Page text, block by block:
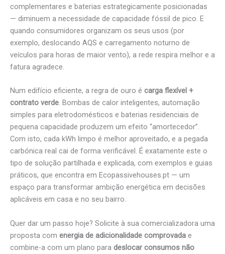
complementares e baterias estrategicamente posicionadas
— diminuem a necessidade de capacidade fóssil de pico. E
quando consumidores organizam os seus usos (por
exemplo, deslocando AQS e carregamento noturno de
veículos para horas de maior vento), a rede respira melhor e a
fatura agradece.
Num edifício eficiente, a regra de ouro é carga flexível +
contrato verde. Bombas de calor inteligentes, automação
simples para eletrodomésticos e baterias residenciais de
pequena capacidade produzem um efeito “amortecedor”.
Com isto, cada kWh limpo é melhor aproveitado, e a pegada
carbónica real cai de forma verificável. É exatamente este o
tipo de solução partilhada e explicada, com exemplos e guias
práticos, que encontra em Ecopassivehouses.pt — um
espaço para transformar ambição energética em decisões
aplicáveis em casa e no seu bairro.
Quer dar um passo hoje? Solicite à sua comercializadora uma
proposta com energia de adicionalidade comprovada e
combine-a com um plano para deslocar consumos não